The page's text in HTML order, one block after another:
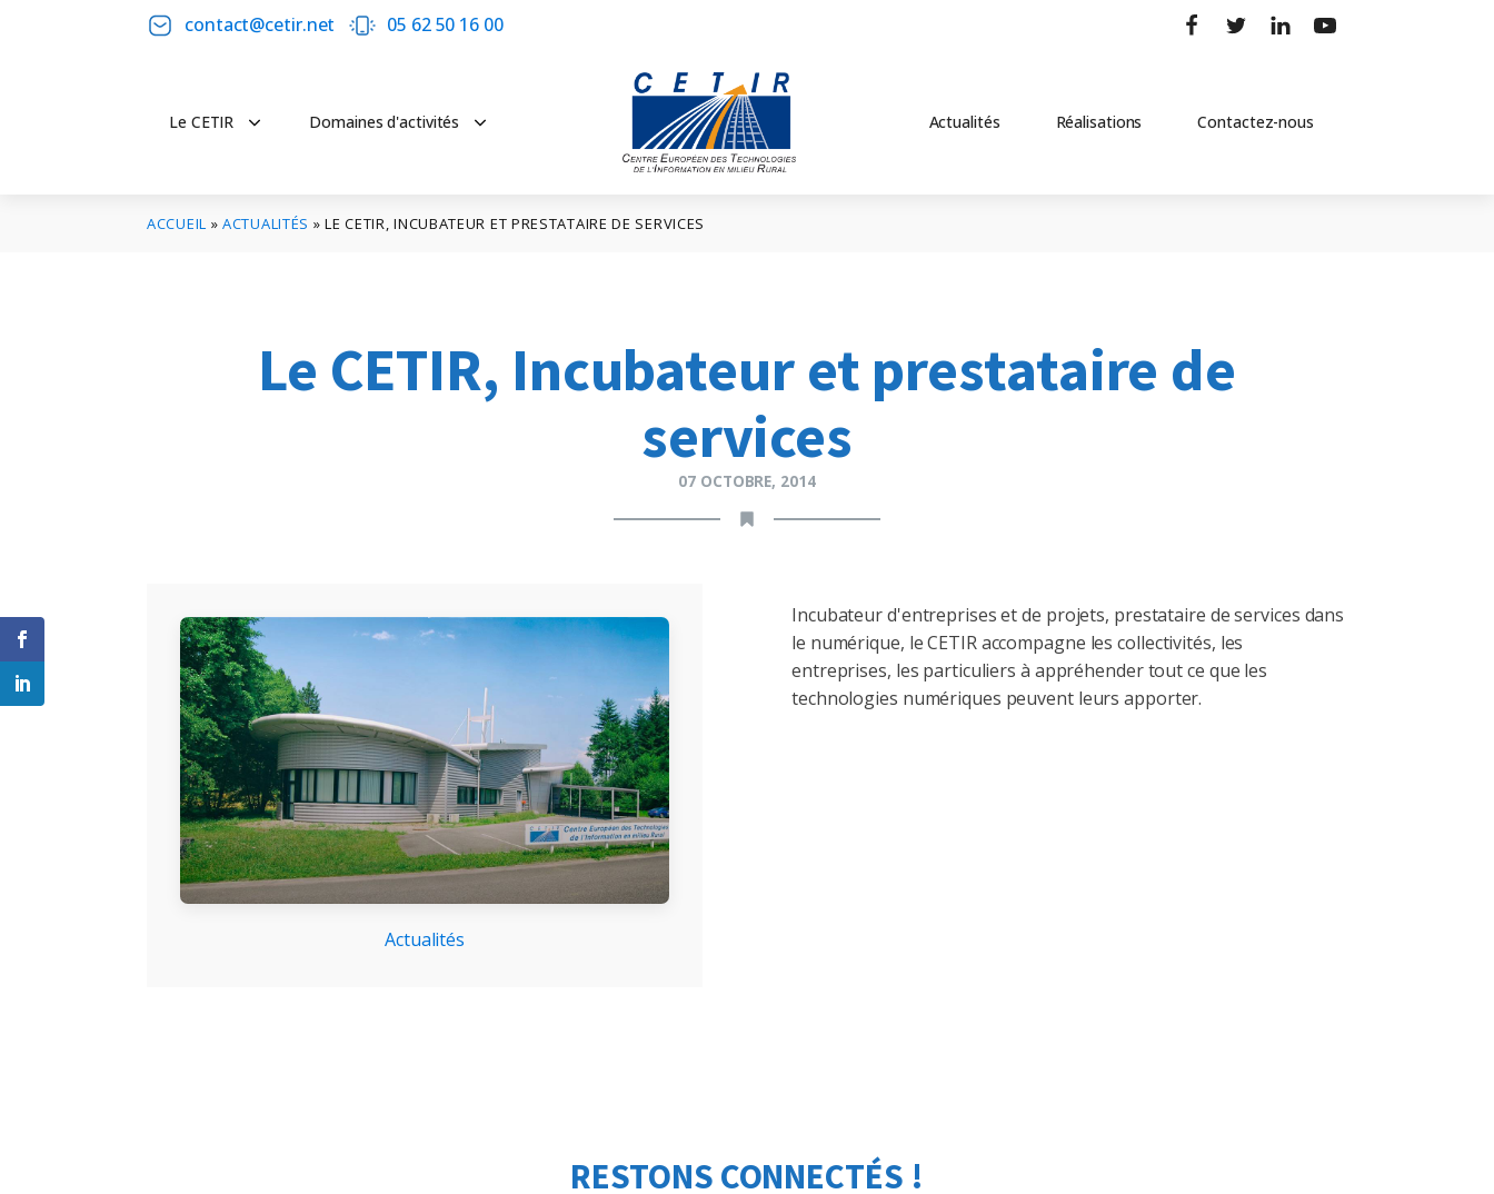
contact@cetir.net 05 62 50 16 00
Le CETIR Domaines d'activités Actualités Réalisations Contactez-nous
ACCUEIL »ACTUALITÉS »LE CETIR, INCUBATEUR ET PRESTATAIRE DE SERVICES
Le CETIR, Incubateur et prestataire de
services
07 OCTOBRE, 2014
Actualités
Incubateur d'entreprises et de projets, prestataire de services dans
le numérique, le CETIR accompagne les collectivités, les
entreprises, les particuliers à appréhender tout ce que les
technologies numériques peuvent leurs apporter.
RESTONS CONNECTÉS !